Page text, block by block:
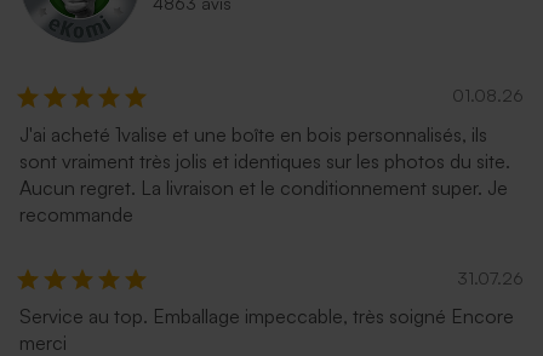
Enveloppe mariage
terracotta
Enveloppe couleur bleu nuit
01.08.26
J'ai acheté 1valise et une boîte en bois personnalisés, ils
sont vraiment très jolis et identiques sur les photos du site.
Aucun regret. La livraison et le conditionnement super. Je
recommande
31.07.26
Service au top. Emballage impeccable, très soigné Encore
merci